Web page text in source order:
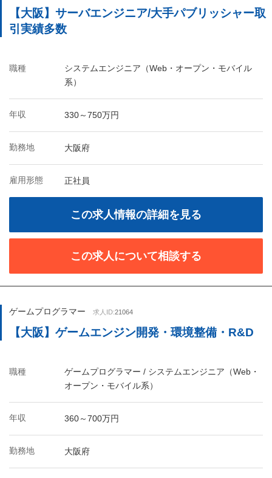
【大阪】サーバエンジニア/大手パブリッシャー取
引実績多数
職種
システムエンジニア（Web・オープン・モバイル
系）
年収 330～750万円
勤務地 大阪府
雇用形態 正社員
この求人情報の詳細を見る
この求人について相談する
ゲームプログラマー 求人ID:21064
【大阪】ゲームエンジン開発・環境整備・R&D
職種
ゲームプログラマー / システムエンジニア（Web・
オープン・モバイル系）
年収 360～700万円
勤務地 大阪府